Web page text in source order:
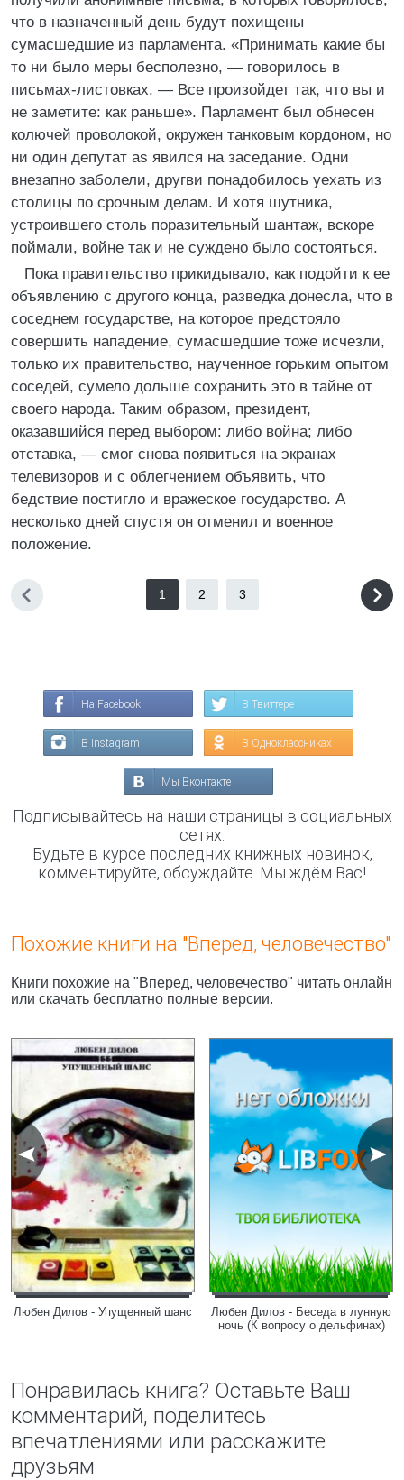
что в назначенный день будут похищены
сумасшедшие из парламента. «Принимать какие бы
то ни было меры бесполезно, — говорилось в
письмах-листовках. — Все произойдет так, что вы и
не заметите: как раньше». Парламент был обнесен
колючей проволокой, окружен танковым кордоном, но
ни один депутат as явился на заседание. Одни
внезапно заболели, другви понадобилось уехать из
столицы по срочным делам. И хотя шутника,
устроившего столь поразительный шантаж, вскоре
поймали, войне так и не суждено было состояться.
Пока правительство прикидывало, как подойти к ее
объявлению с другого конца, разведка донесла, что в
соседнем государстве, на которое предстояло
совершить нападение, сумасшедшие тоже исчезли,
только их правительство, наученное горьким опытом
соседей, сумело дольше сохранить это в тайне от
своего народа. Таким образом, президент,
оказавшийся перед выбором: либо война; либо
отставка, — смог снова появиться на экранах
телевизоров и с облегчением объявить, что
бедствие постигло и вражеское государство. А
несколько дней спустя он отменил и военное
положение.
1 2 3
На Facebook В Твиттере
В Instagram В Одноклассниках
Мы Вконтакте
Подписывайтесь на наши страницы в социальных
сетях.
Будьте в курсе последних книжных новинок,
комментируйте, обсуждайте. Мы ждём Вас!
Похожие книги на "Вперед, человечество"
Книги похожие на "Вперед, человечество" читать онлайн
или скачать бесплатно полные версии.
Любен Дилов - Упущенный шанс
Любен Дилов - Беседа в лунную
ночь (К вопросу о дельфинах)
Понравилась книга? Оставьте Ваш
комментарий, поделитесь
впечатлениями или расскажите
друзьям